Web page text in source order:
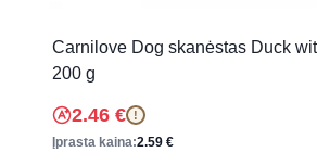
Carnilove Dog skanėstas Duck
200 g
2.46 € !
Įprasta kaina:2.59 €